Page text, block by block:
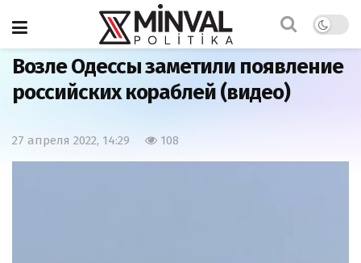
Главная
Возле Одессы заметили появление
российских кораблей (видео)
27 апреля 2022, 14:29 108